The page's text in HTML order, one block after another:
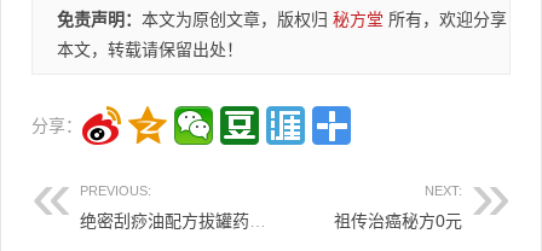
免责声明： 本文为原创文章，版权归 秘方堂 所有，欢迎分享
本文，转载请保留出处！
分享：
PREVIOUS: NEXT:
祖传治癌秘方0元